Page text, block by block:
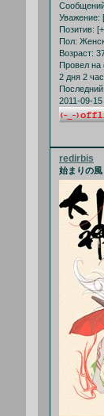
Уважение:
Позитив:
Пол:
Возраст:
Провел
2 дня 2
Последний
2011-09-
redirbis
始まりの風